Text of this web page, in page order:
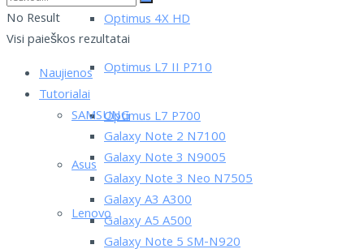
Optimus 4X HD
Optimus L7 II P710
Optimus L7 P700
Asus
Lenovo
No Result
Visi paieškos rezultatai
Naujienos
Tutorialai
SAMSUNG
Galaxy Note 2 N7100
Galaxy Note 3 N9005
Galaxy Note 3 Neo N7505
Galaxy A3 A300
Galaxy A5 A500
Galaxy Note 5 SM-N920